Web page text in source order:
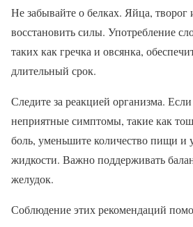
Не забывайте о белках. Яйца,
восстановить силы. Употребление
таких как гречка и овсянка,
длительный срок.
Следите за реакцией организма.
неприятные симптомы, такие как
боль, уменьшите количество пищи и
жидкости. Важно поддерживать
желудок.
Соблюдение этих рекомендаций